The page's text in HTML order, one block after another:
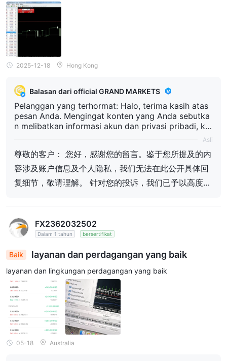
nvestor lain untuk menjauh. Ini adalah platform penipuan—sanga
t berhati-hatilah! Gambar membuktikannya!
2025-12-18 Hong Kong
Balasan dari official GRAND MARKETS
Pelanggan yang terhormat: Halo, terima kasih atas
pesan Anda. Mengingat konten yang Anda sebutka
n melibatkan informasi akun dan privasi pribadi, ka
mi tidak dapat memberikan detail balasan spesifik
ngenai keluhan Anda, kami telah memberikan perha
tian serius dan melakukan pemeriksaan serta evalu
asi yang komprehensif dan hati-hati, dan sekarang
telah membentuk kesimpulan penanganan akhir. Ke
pada Anda secara bersamaan melalui platform Fore
x Eye. Jika Anda masih memiliki pertanyaan menge
nai kesimpulan ini, silakan berikan penjelasan pend
ukung terkait atau bukti tambahan lebih lanjut, dan
kirimkan ke email layanan pelanggan resmi kami: su
pport@grandmarkets.com, kami akan terus mempe
rhatikan dan dengan senang hati melakukan pemeri
ksaan dan komunikasi lebih lanjut untuk Anda. Teri
ma kasih atas pengertian dan dukungan Anda. Hor
mat kami, GrandMarkets
Asli
尊敬的客户： 您好，感谢您的留言。鉴于您所提及的内
容涉及账户信息及个人隐私，我们无法在此公开具体回
复细节，敬请理解。 针对您的投诉，我们已予以高度重
时也已通过外汇天眼平台向您同步传达。 如您对该结论
仍有疑问，欢迎您进一步提供相关支持性说明或补充证
据，并发送至我们的官方客服邮箱：support@grandm
arkets.com，我们将持续关注并乐于为您作进一步核查
FX2362032502
Dalam 1 tahun bersertifikat
Baik layanan dan perdagangan yang baik
layanan dan lingkungan perdagangan yang baik
05-18 Australia